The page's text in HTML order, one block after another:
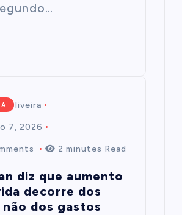
Oliveira
7, 2026
2 minutes Read
diz que aumento
decorre dos
dos gastos